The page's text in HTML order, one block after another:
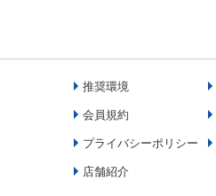
推奨環境
会員規約
プライバシーポリシー
店舗紹介